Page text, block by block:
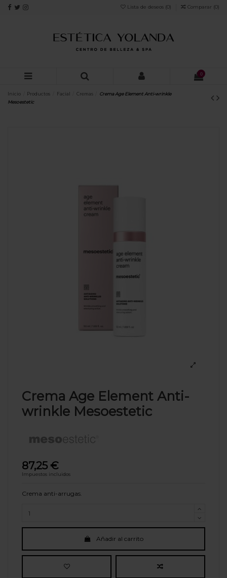
Lista de deseos (0) Comparar (0)
0
Inicio Productos Facial Cremas
Crema Age Element Anti-wrinkle
Mesoestetic
Crema Age Element Anti-
wrinkle Mesoestetic
87,25 €
Impuestos incluidos
Crema anti-arrugas.
Añadir al carrito